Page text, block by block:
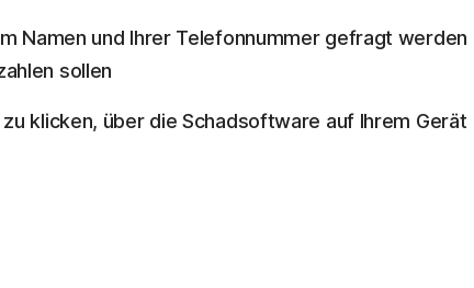
Namen und Ihrer Telefonnummer gefragt werden
sollen
klicken, über die Schadsoftware auf Ihrem Gerät